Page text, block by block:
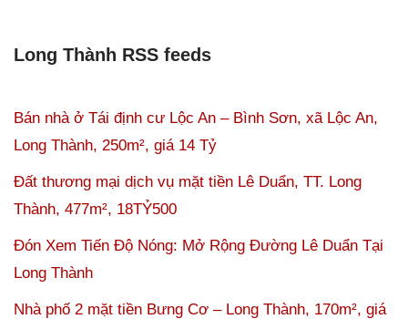
Long Thành RSS feeds
Bán nhà ở Tái định cư Lộc An – Bình Sơn, xã Lộc An,
Long Thành, 250m², giá 14 Tỷ
Đất thương mại dịch vụ mặt tiền Lê Duẩn, TT. Long
Thành, 477m², 18TỶ500
Đón Xem Tiến Độ Nóng: Mở Rộng Đường Lê Duẩn Tại
Long Thành
Nhà phố 2 mặt tiền Bưng Cơ – Long Thành, 170m², giá